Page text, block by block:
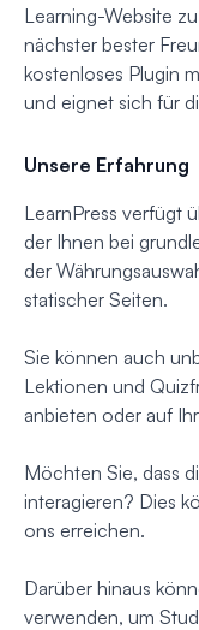
Learning-Website
nächster bester
kostenloses Plugin
und eignet sich für
Unsere Erfahrung
LearnPress verfügt
der Ihnen bei
der
statischer Seiten.
Sie können auch
Lektionen und
anbieten oder auf
Möchten Sie, dass
interagieren? Dies
ons erreichen.
Darüber hinaus
verwenden, um